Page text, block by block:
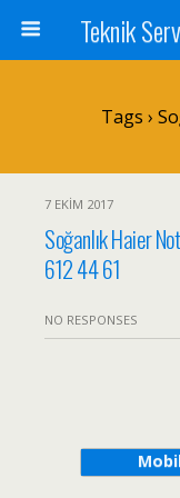
Tags ›
7 EKIM 2017
Soğanlık Haier
612 44 61
NO RESPONSES